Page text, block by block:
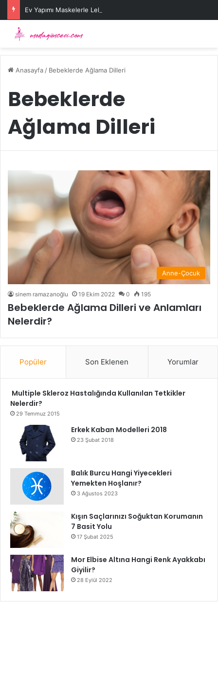
Ev Yapımı Maskelerle Leke Sorununa Çözüm Önerileri
Anasayfa / Bebeklerde Ağlama Dilleri
Bebeklerde
Ağlama Dilleri
Anne-Çocuk
sinem ramazanoğlu 19 Ekim 2022 0 195
Bebeklerde Ağlama Dilleri ve Anlamları
Nelerdir?
Popüler Son Eklenen Yorumlar
Multiple Skleroz Hastalığında Kullanılan Tetkikler
Nelerdir?
29 Temmuz 2015
Erkek Kaban Modelleri 2018
23 Şubat 2018
Balık Burcu Hangi Yiyecekleri
Yemekten Hoşlanır?
3 Ağustos 2023
Kışın Saçlarınızı Soğuktan Korumanın
7 Basit Yolu
17 Şubat 2025
Mor Elbise Altına Hangi Renk Ayakkabı
Giyilir?
28 Eylül 2022